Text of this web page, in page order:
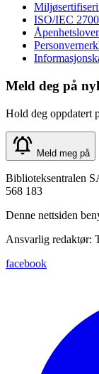
ISO/IEC
Meld deg på
Hold deg oppdatert
Meld meg på
Biblioteksentralen
568 183
Denne nettsiden
Ansvarlig redaktør:
facebook